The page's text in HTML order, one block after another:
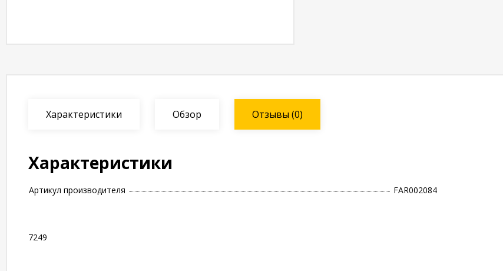
Характеристики Обзор Отзывы (0)
Характеристики
Артикул производителя FAR002084
7249